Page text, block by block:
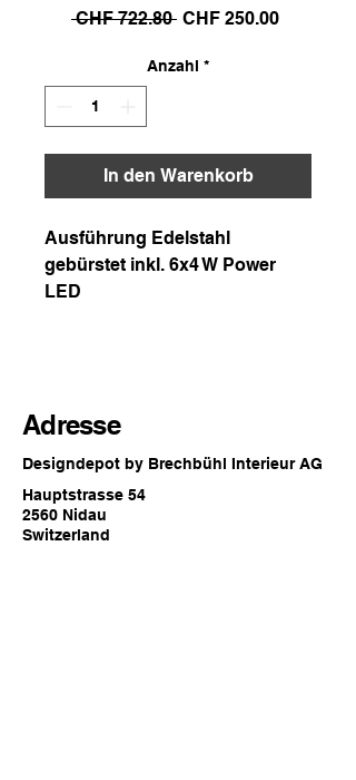
CHF 722.80 Standardpreis
CHF 250.00Sale-
Anzahl *
In den Warenkorb
Ausführung Edelstahl
gebürstet inkl. 6x4 W Power
LED
Adresse
Designdepot by Brechbühl Interieur AG
Hauptstrasse 54
2560 Nidau
Switzerland